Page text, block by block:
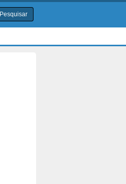
Pesquisar